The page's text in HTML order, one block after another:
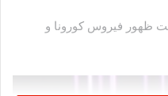
ظهور فيروس كورونا و